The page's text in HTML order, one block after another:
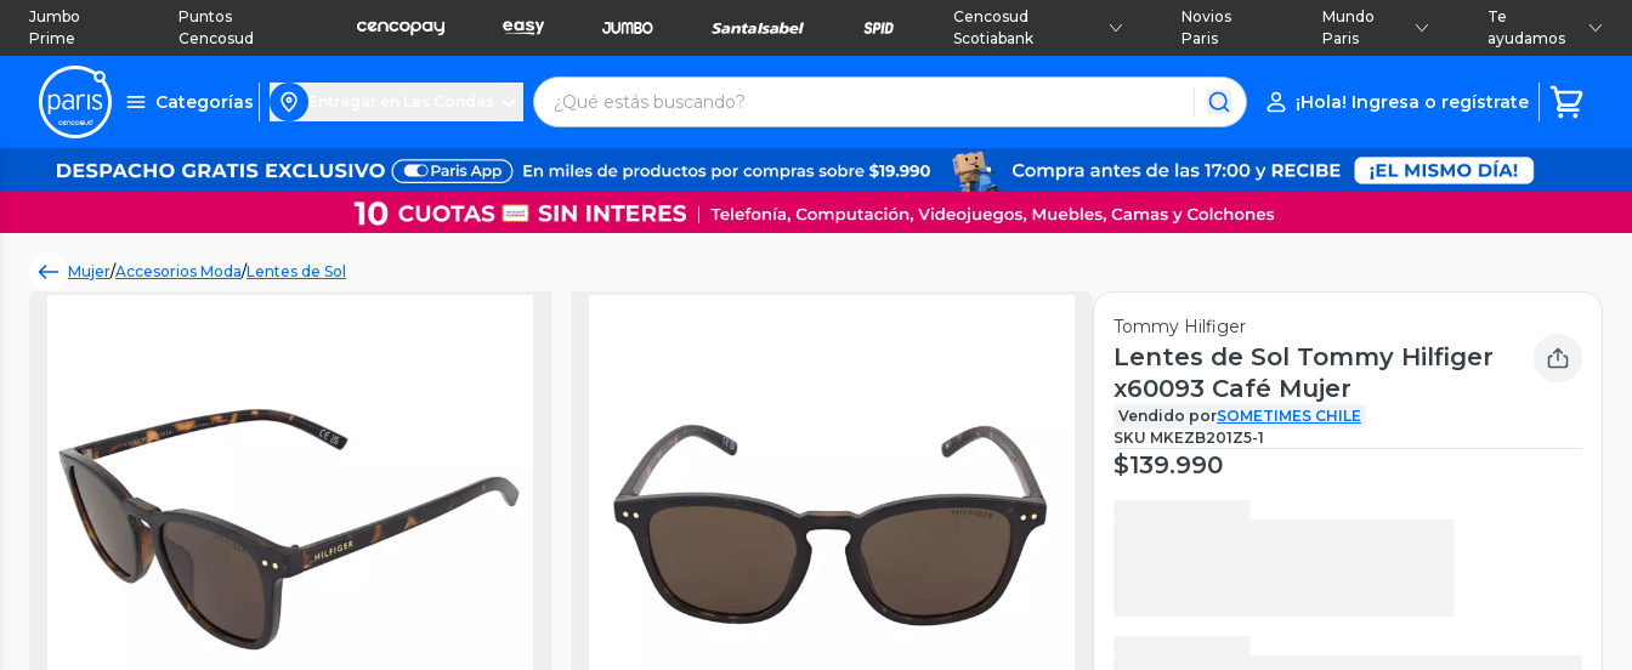
Jumbo
Prime
Puntos
Cencosud
Cencosud
Scotiabank
Novios
Paris
Mundo
Paris
Te
ayudamos
Categorías ¡Hola! Ingresa o regístrate
Mujer/Accesorios Moda/Lentes de Sol
Tommy Hilfiger
Lentes de Sol Tommy Hilfiger
x60093 Café Mujer
Vendido porSOMETIMES CHILE
SKU MKEZB201Z5-1
$139.990